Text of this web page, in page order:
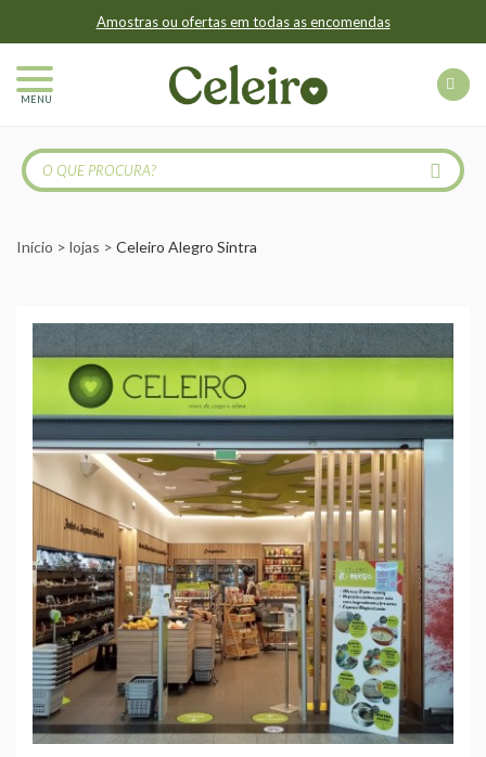
Amostras ou ofertas em todas as encomendas
MENU
Início lojas Celeiro Alegro Sintra